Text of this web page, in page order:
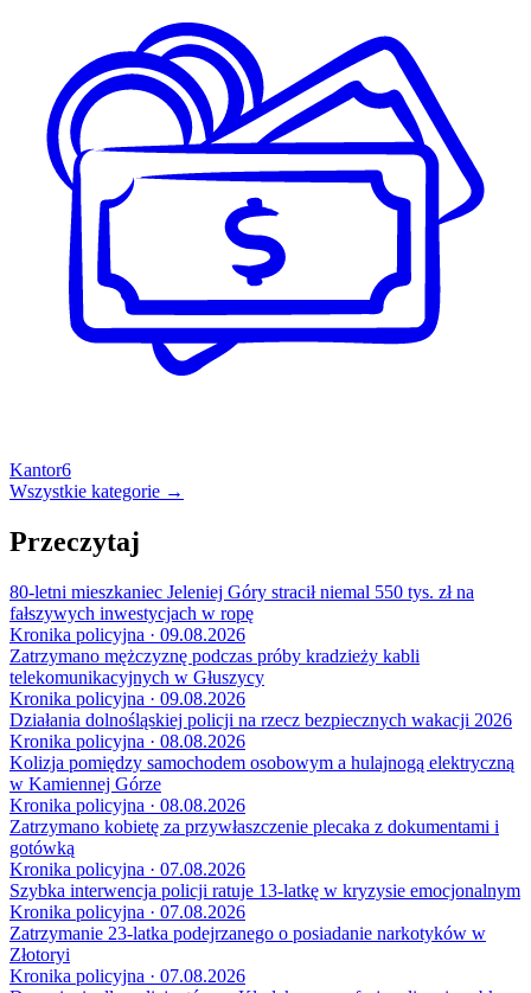
Kantor6
Wszystkie kategorie →
Przeczytaj
80-letni mieszkaniec Jeleniej Góry stracił niemal 550 tys. zł na
fałszywych inwestycjach w ropę
Kronika policyjna · 09.08.2026
Zatrzymano mężczyznę podczas próby kradzieży kabli
telekomunikacyjnych w Głuszycy
Kronika policyjna · 09.08.2026
Działania dolnośląskiej policji na rzecz bezpiecznych wakacji 2026
Kronika policyjna · 08.08.2026
Kolizja pomiędzy samochodem osobowym a hulajnogą elektryczną
w Kamiennej Górze
Kronika policyjna · 08.08.2026
Zatrzymano kobietę za przywłaszczenie plecaka z dokumentami i
gotówką
Kronika policyjna · 07.08.2026
Szybka interwencja policji ratuje 13-latkę w kryzysie emocjonalnym
Kronika policyjna · 07.08.2026
Zatrzymanie 23-latka podejrzanego o posiadanie narkotyków w
Złotoryi
Kronika policyjna · 07.08.2026